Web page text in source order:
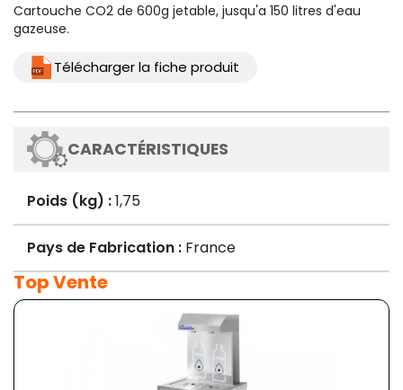
Cartouche CO2 de 600g jetable, jusqu'a 150 litres d'eau
gazeuse.
Télécharger la fiche produit
CARACTÉRISTIQUES
Poids (kg) :1,75
Pays de Fabrication : France
Top Vente